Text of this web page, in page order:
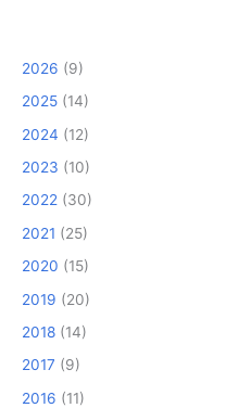
2026 (9)
2025 (14)
2024 (12)
2023 (10)
2022 (30)
2021 (25)
2020 (15)
2019 (20)
2018 (14)
2017 (9)
2016 (11)